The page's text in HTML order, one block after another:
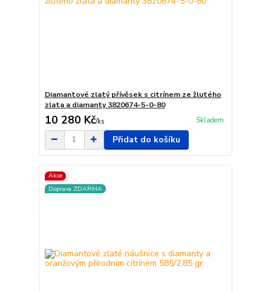
Diamantové zlatý přívěsek s citrínem ze žlutého
zlata a diamanty 3820674-5-0-80
10 280 Kč/ks Skladem
Přidat do košíku
Akce
Doprava ZDARMA